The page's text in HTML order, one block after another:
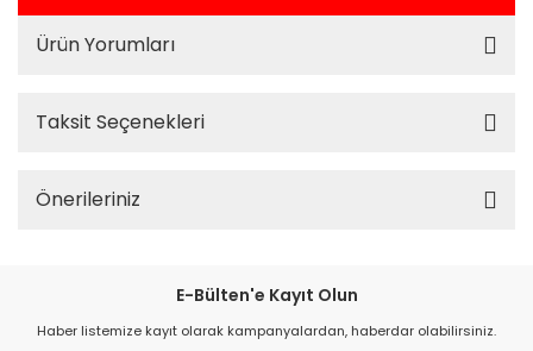
Ürün Yorumları
Taksit Seçenekleri
Önerileriniz
E-Bülten'e Kayıt Olun
Haber listemize kayıt olarak kampanyalardan, haberdar olabilirsiniz.